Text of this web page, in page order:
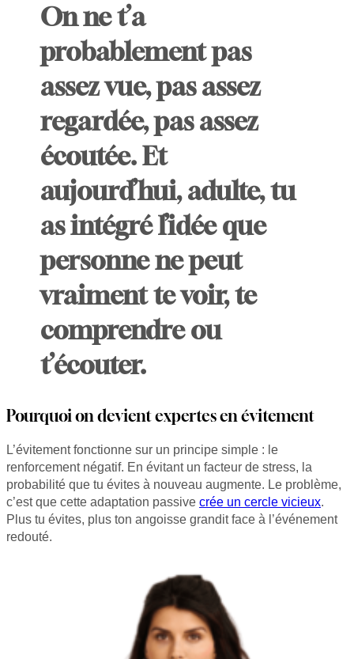
On ne t’a
probablement pas
assez vue, pas assez
regardée, pas assez
écoutée. Et
aujourd’hui, adulte, tu
as intégré l’idée que
personne ne peut
vraiment te voir, te
comprendre ou
t’écouter.
Pourquoi on devient expertes en évitement
L’évitement fonctionne sur un principe simple : le
renforcement négatif. En évitant un facteur de stress, la
probabilité que tu évites à nouveau augmente. Le problème,
c’est que cette adaptation passive crée un cercle vicieux.
Plus tu évites, plus ton angoisse grandit face à l’événement
redouté.